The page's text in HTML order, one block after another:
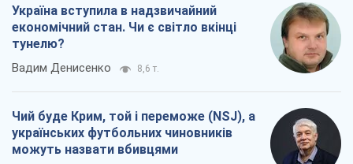
Україна вступила в надзвичайний
економічний стан. Чи є світло вкінці
тунелю?
Вадим Денисенко 8,6 т.
Чий буде Крим, той і переможе (NSJ), а
українських футбольних чиновників
можуть назвати вбивцями